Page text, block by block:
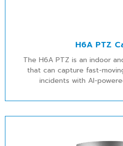
H6A PTZ
The H6A PTZ is an indoor
that can capture fast-
incidents with AI-